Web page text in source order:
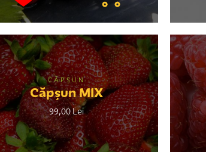
CĂPȘUN
Căpșun MIX
99,00 Lei